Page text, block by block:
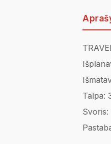
Talpa:
Svoris: